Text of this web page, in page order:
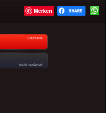
Merken
Startseite
nicht moderiert